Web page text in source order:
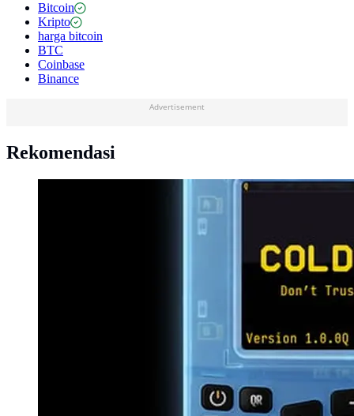
Bitcoin
Kripto
harga bitcoin
BTC
Coinbase
Binance
Advertisement
Rekomendasi